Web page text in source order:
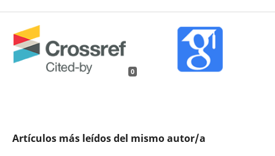
0
Artículos más leídos del mismo autor/a